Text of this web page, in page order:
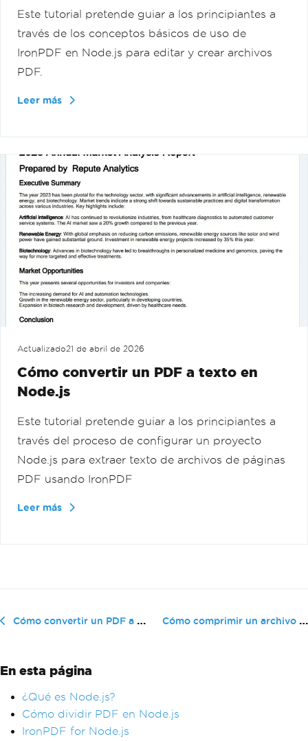
Este tutorial pretende guiar a los principiantes a
través de los conceptos básicos de uso de
IronPDF en Node.js para editar y crear archivos
PDF.
Leer más
Actualizado21 de abril de 2026
Cómo convertir un PDF a texto en
Node.js
Este tutorial pretende guiar a los principiantes a
través del proceso de configurar un proyecto
Node.js para extraer texto de archivos de páginas
PDF usando IronPDF
Leer más
Cómo convertir un PDF a texto en Node.js Cómo comprimir un archivo PDF en N...
En esta página
¿Qué es Node.js?
Cómo dividir PDF en Node.js
IronPDF for Node.js